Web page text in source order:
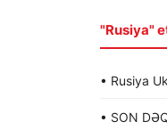
"Rusiya"
• Rusiya
• SON